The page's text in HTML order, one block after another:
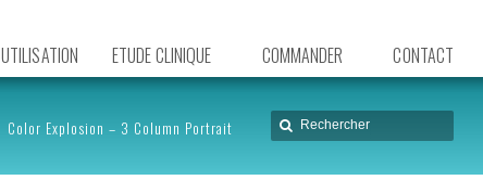
UTILISATION ETUDE CLINIQUE COMMANDER CONTACT
Color Explosion – 3 Column Portrait